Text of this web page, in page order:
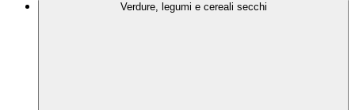
Verdure, legumi e cereali secchi